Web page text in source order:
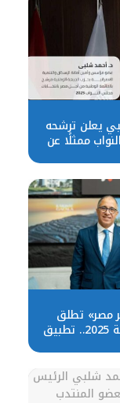
يعلن ترشحه
ممثلًا عن
مصر» تطلق
استراتيجية 2025.. تطبيق